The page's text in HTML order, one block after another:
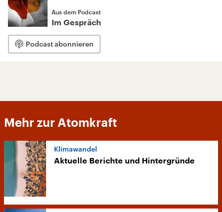
Aus dem Podcast
Im Gespräch
Podcast abonnieren
Mehr zur Atomkraft
Klimawandel
Aktuelle Berichte und Hintergründe